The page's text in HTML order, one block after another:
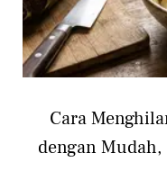
Cara
dengan